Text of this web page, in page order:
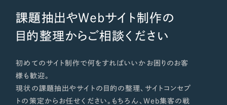
課題抽出やWebサイト制作の
目的整理からご相談ください
初めてのサイト制作で何をすればいいかお困りのお客
様も歓迎。
現状の課題抽出やサイトの目的の整理、サイトコンセプ
トの策定からお任せください。もちろん、Web集客の戦